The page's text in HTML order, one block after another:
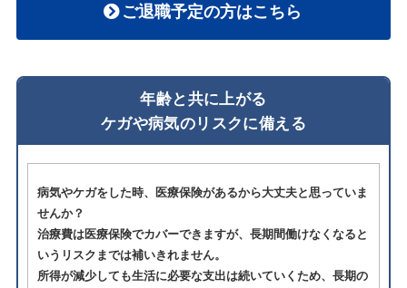
ご退職予定の方はこちら
年齢と共に上がる
ケガや病気のリスクに備える
病気やケガをした時、医療保険があるから大丈夫と思っていま
せんか？
治療費は医療保険でカバーできますが、長期間働けなくなると
いうリスクまでは補いきれません。
所得が減少しても生活に必要な支出は続いていくため、長期の